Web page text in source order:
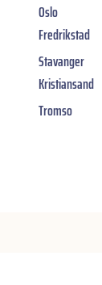
Oslo
Fredrikstad
Stavanger
Kristiansand
Tromso